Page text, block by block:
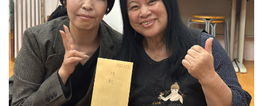
範例。球球剛來到關愛之家時，除了不當對待造成的腦傷外，還伴
隨嚴重的發展遲緩。當時的他缺乏對外連結的能力，不會翻身、極
少發出聲音，多數時間只能靜靜躺在床上。照顧團隊隨即連結外部
資源，為其規劃個人化的早期療育計畫，結合物理、語言及職能治
療，…